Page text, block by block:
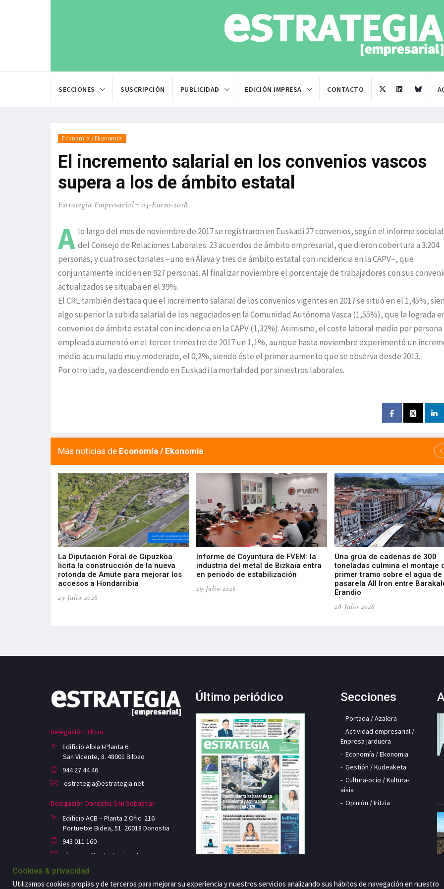
SECCIONES SUSCRIPCIÓN PUBLICIDAD EDICIÓN IMPRESA CONTACTO
Economía / Ekonomia
El incremento salarial en los convenios vascos
supera a los de ámbito estatal
Estrategia Empresarial 04-Enero-2018
A lo largo del mes de noviembre de 2017 se registraron en Euskadi 27 convenios, según el informe
del Consejo de Relaciones Laborales: 23 acuerdos de ámbito empresarial, que dieron cobertura a 3.204
personas, y cuatro sectoriales –uno en Álava y tres de ámbito estatal con incidencia en la CAPV–, que
conjuntamente inciden en 927 personas. Al finalizar noviembre el porcentaje de trabajadores con sus
actualizados se situaba en el 39%.
El CRL también destaca que el incremento salarial de los convenios vigentes en 2017 se situó en el 1,45%,
algo superior la subida salarial de los negociados en la Comunidad Autónoma Vasca (1,55%), que la lograda
convenios de ámbito estatal con incidencia en la CAPV (1,32%). Asimismo, el coste laboral medio por persona
empleada aumentó en el tercer trimestre de 2017 un 1,1%, aunque hasta noviembre experimentó un
medio acumulado muy moderado, el 0,2%, siendo éste el primer aumento que se observa desde 2013.
Por otro lado, va descendiendo en Euskadi la mortalidad por siniestros laborales.
Más noticias de Economía / Ekonomia
La Diputación Foral de Gipuzkoa
licita la construcción de la nueva
rotonda de Amute para mejorar los
accesos a Hondarribia
29-Julio-2026
Informe de Coyuntura de FVEM: la
industria del metal de Bizkaia entra
en periodo de estabilización
29-Julio-2026
Una grúa de cadenas de 300
toneladas culmina el montaje
primer tramo sobre el agua de
pasarela All Iron entre
Erandio
28-Julio-2026
Delegación Bilbao
Edificio Albia I-Planta 6
San Vicente, 8. 48001 Bilbao
944 27 44 46
estrategia@estrategia.net
Delegación Donostia-San Sebastian
Edificio ACB – Planta 2 Ofic. 216
Portuetxe Bidea, 51. 20018 Donostia
943 011 160
donostia@estrategia.net
Último periódico Secciones
Portada / Azalera
Actividad empresarial /
Enpresa jarduera
Economía / Ekonomia
Gestión / Kudeaketa
Cultura-ocio / Kultura-
aisia
Opinión / Iritzia
Cookies & privacidad
Utilizamos cookies propias y de terceros para mejorar su experiencia y nuestros servicios analizando sus hábitos de navegación en nuestro